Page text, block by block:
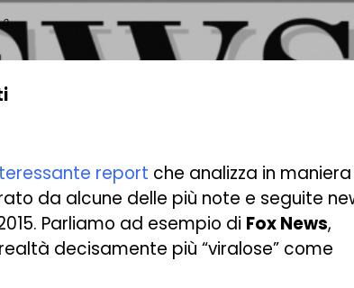
0
report che analizza in maniera
da alcune delle più note e seguite
Parliamo ad esempio di Fox News,
decisamente più “viralose” come